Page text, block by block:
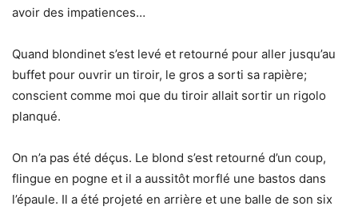
avoir des impatiences…
Quand blondinet s’est levé et retourné pour aller jusqu’au
buffet pour ouvrir un tiroir, le gros a sorti sa rapière;
conscient comme moi que du tiroir allait sortir un rigolo
planqué.
On n’a pas été déçus. Le blond s’est retourné d’un coup,
flingue en pogne et il a aussitôt morflé une bastos dans
l’épaule. Il a été projeté en arrière et une balle de son six